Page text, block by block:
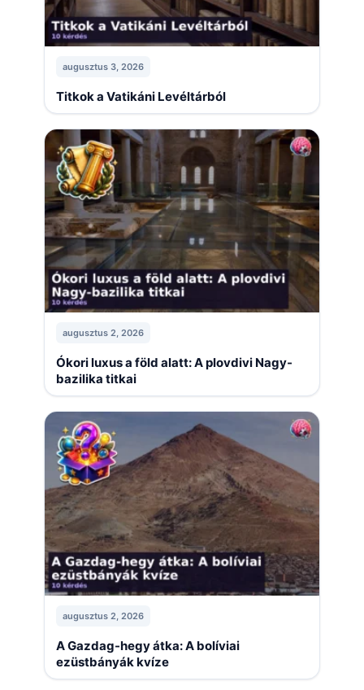
augusztus 3, 2026
Titkok a Vatikáni Levéltárból
augusztus 2, 2026
Ókori luxus a föld alatt: A plovdivi Nagy-
bazilika titkai
augusztus 2, 2026
A Gazdag-hegy átka: A bolíviai
ezüstbányák kvíze